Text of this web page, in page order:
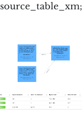
source_table_xm;